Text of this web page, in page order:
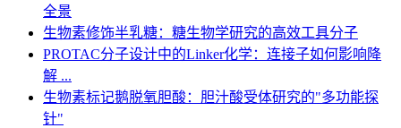
全景
生物素修饰半乳糖：糖生物学研究的高效工具分子
PROTAC分子设计中的Linker化学：连接子如何影响降
解 ...
生物素标记鹅脱氧胆酸：胆汁酸受体研究的"多功能探
针"